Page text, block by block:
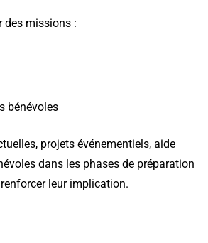
des missions :
bénévoles
projets événementiels, aide
dans les phases de préparation
leur implication.